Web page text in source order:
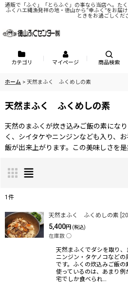
通販で「ふぐ」「とらふぐ」の事なら当店へ。た
ふくハエ縄漁発祥の地・徳山から“幸ふく”をお届
ときをお過ごしくだ
カテゴリ マイページ 商品検索
ホーム > 天然まふく ふくめしの素
天然まふく ふくめしの素
天然のまふくが炊き込みご飯の素にな
く、シイタケやニンジンなども入り、
飯が出来上がります。この美味しさを
表示数:
絞り込む
1 件
天然まふく ふくめしの素
5,400円 (税込)
在庫数 ◯
天然まふくでダシを取り、
ニンジン・タケノコなど
です。ふくの炊込みご飯
使っているのは、あまり例
宅でしか食べられ…